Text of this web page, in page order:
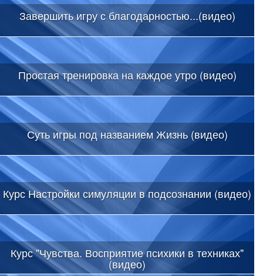
Завершить игру с благодарностью...(видео)
Простая тренировка на каждое утро (видео)
Суть игры под названием Жизнь (видео)
Курс Настройки симуляции в подсознании (видео)
Курс "Чувства. Восприятие психики в техниках"
(видео)